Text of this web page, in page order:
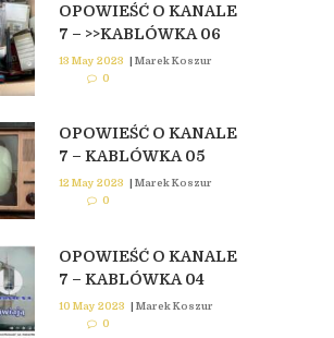
OPOWIEŚĆ O KANALE
7 – >>KABLÓWKA 06
13 May 2023 | Marek Koszur
0
OPOWIEŚĆ O KANALE
7 – KABLÓWKA 05
12 May 2023 | Marek Koszur
0
OPOWIEŚĆ O KANALE
7 – KABLÓWKA 04
10 May 2023 | Marek Koszur
0